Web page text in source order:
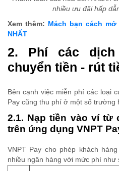
nhiều ưu đãi hấp
Xem thêm: Mách bạn cách mở
NHẤT
2. Phí các
chuyển tiền - rút
Bên cạnh việc miễn phí các loại
Pay cũng thu phí ở một số trường
2.1. Nạp tiền vào ví từ
trên ứng dụng VNPT
VNPT Pay cho phép khách
nhiều ngân hàng với mức phí như